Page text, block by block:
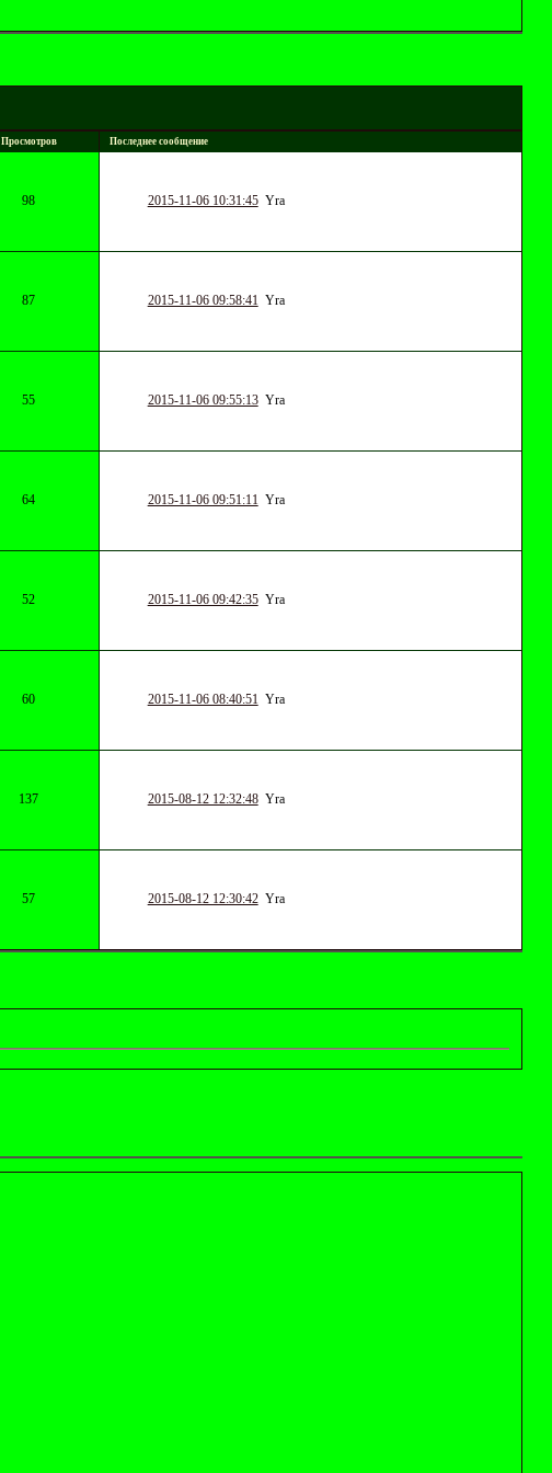
Просмотров Последнее сообщение
98 2015-11-06 10:31:45 Yrа
87 2015-11-06 09:58:41 Yrа
55 2015-11-06 09:55:13 Yrа
64 2015-11-06 09:51:11 Yrа
52 2015-11-06 09:42:35 Yrа
60 2015-11-06 08:40:51 Yrа
137 2015-08-12 12:32:48 Yrа
57 2015-08-12 12:30:42 Yrа